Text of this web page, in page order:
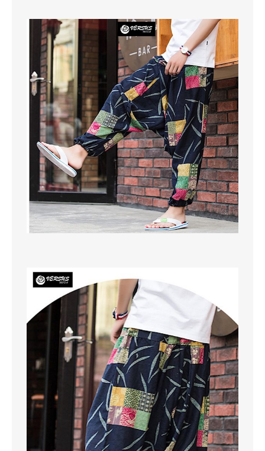
CAFTANI
CAMICIE
CAPISPALLA
CARNEVALE
COSTUMI E COPRICOSTUMI
GONNE
PANTALONI
SCARPE
TAGLIE FORTI
TUTE PANTALONI
VESTITI
CARNEVALE
CERIMONIA
COMPLETI
GIACCHE E CAPPOTTI